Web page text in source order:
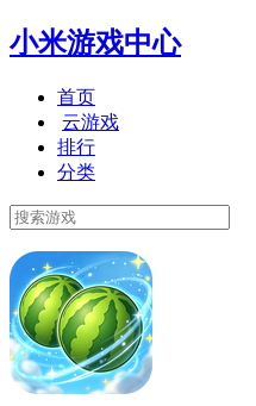
小米游戏中心
首页
云游戏
排行
分类